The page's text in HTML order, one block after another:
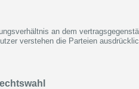
an dem
verstehen die Parteien